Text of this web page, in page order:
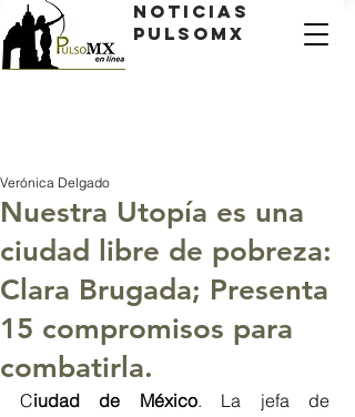
Noticias
PulsoMX
Nuestra Utopía es una
ciudad libre de pobreza:
Clara Brugada; Presenta
15 compromisos para
combatirla.
Verónica Delgado
Ciudad de México. La jefa de